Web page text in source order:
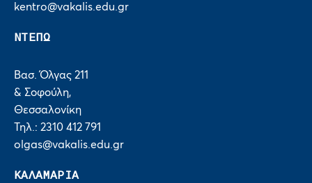
kentro@vakalis.edu.gr
ΝΤΕΠΩ
Βασ. Όλγας 211
& Σοφούλη,
Θεσσαλονίκη
Τηλ.: 2310 412 791
olgas@vakalis.edu.gr
ΚΑΛΑΜΑΡΙΑ